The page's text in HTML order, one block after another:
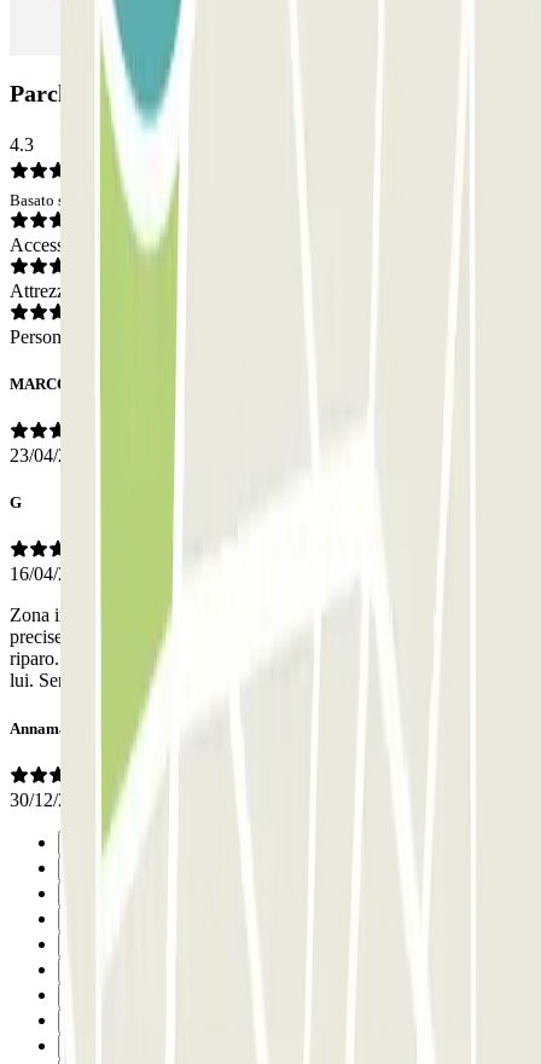
Parcheggio Garage Parioli: Opinioni
4.3
Basato su 24 opinioni
Accesso
Attrezzatura
Personale
MARCO
23/04/2026
G
16/04/2026
Zona impossibile per i posti liberi, ho prenotato online. Indicazioni
precise, ingresso facile. E un parcheggio sotto terra coperto, auto al
riparo. Abbiamo lasciato le chiavi al parcheggiatore, ha fatto tutto
lui. Servizio serio e affidabile.
Annamaria
30/12/2025
Precedente